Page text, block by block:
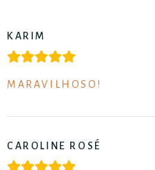
KARIM
MARAVILHOSO!
CAROLINE ROSÉ